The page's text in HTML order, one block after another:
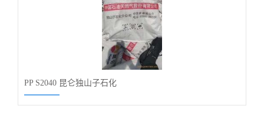
PP S2040 昆仑独山子石化